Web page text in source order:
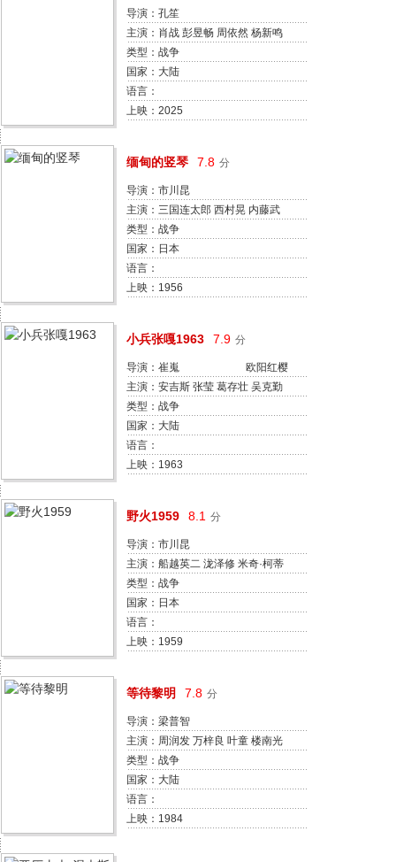
导演：孔笙
主演：肖战 彭昱畅 周依然 杨新鸣
阿如那 甘昀宸 周思羽 严知度 尹正
祖峰
类型：战争
国家：大陆
语言：
上映：2025
缅甸的竖琴 7.8 分
导演：市川昆
主演：三国连太郎 西村晃 内藤武
敏 中村荣二 安井昌二 森塚敏 三桥
达也 泽村国太郎 成濑昌彦 青木富
夫
类型：战争
国家：日本
语言：
上映：1956
小兵张嘎1963 7.9 分
导演：崔嵬 欧阳红樱
主演：安吉斯 张莹 葛存壮 吴克勤
王澍 李小燕 李健 于中义 周森冠 程
汉焜
类型：战争
国家：大陆
语言：
上映：1963
野火1959 8.1 分
导演：市川昆
主演：船越英二 泷泽修 米奇·柯蒂
斯 潮万太郎 山茶花究 佐野浅夫 稻
叶义男 早川雄三 浜村纯
类型：战争
国家：日本
语言：
上映：1959
等待黎明 7.8 分
导演：梁普智
主演：周润发 万梓良 叶童 楼南光
周金江 秦贵宝 林志泰 林富伟 方茹
彭润祥
类型：战争
国家：大陆
语言：
上映：1984